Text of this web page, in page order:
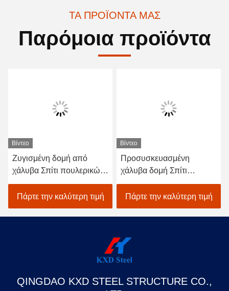
ΤΑ ΠΡΟΪΌΝΤΑ ΜΑΣ
Παρόμοια προϊόντα
Βίντεο
Ζυγισμένη δομή από
χάλυβα Σπίτι πουλερικών
Κοτέτσι κοτόπουλου
Προετοιμασμένα κτίρια
αγροκτημάτων
Προσαρμοσμένα
Πάρτε την καλύτερη τιμή
Βίντεο
Προσυσκευασμένη
χάλυβα δομή Σπίτι
πουλερικών Q235B
Q355B Χάλυβα πλαίσιο
Σπίτι κοτόπουλου
Πάρτε την καλύτερη τιμή
QINGDAO KXD STEEL STRUCTURE CO.,